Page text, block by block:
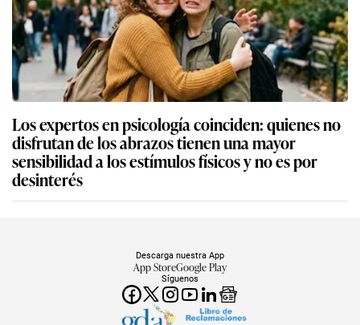
Los expertos en psicología coinciden: quienes no
disfrutan de los abrazos tienen una mayor
sensibilidad a los estímulos físicos y no es por
desinterés
Síguenos
Descarga nuestra App
App StoreGoogle Play